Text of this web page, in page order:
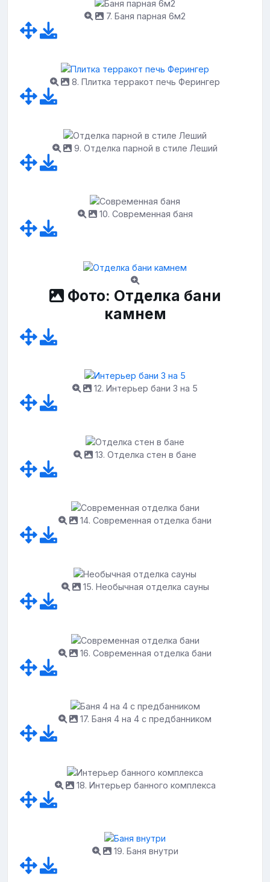
7. Баня парная 6м2
8. Плитка терракот печь Ферингер
9. Отделка парной в стиле Леший
10. Современная баня
Фото: Отделка бани
камнем
12. Интерьер бани 3 на 5
13. Отделка стен в бане
14. Современная отделка бани
15. Необычная отделка сауны
16. Современная отделка бани
17. Баня 4 на 4 с предбанником
18. Интерьер банного комплекса
19. Баня внутри